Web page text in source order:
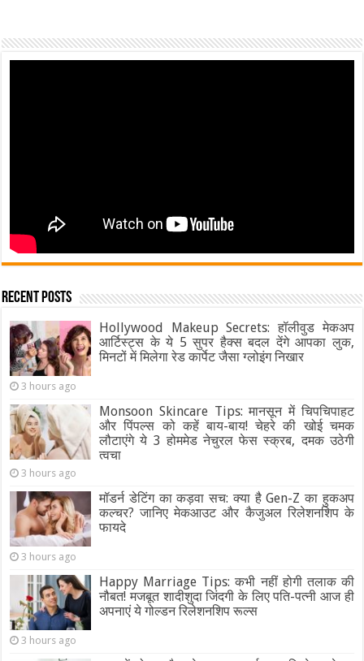
Recent Posts
Hollywood Makeup Secrets: हॉलीवुड मेकअप
आर्टिस्ट्स के ये 5 सुपर हैक्स बदल देंगे आपका लुक,
मिनटों में मिलेगा रेड कार्पेट जैसा ग्‍लोइंग निखार
3 hours ago
Monsoon Skincare Tips: मानसून में चिपचिपाहट
और पिंपल्स को कहें बाय-बाय! चेहरे की खोई चमक
लौटाएंगे ये 3 होममेड नेचुरल फेस स्क्रब, दमक उठेगी
त्वचा
3 hours ago
मॉडर्न डेटिंग का कड़वा सच: क्या है Gen-Z का हुकअप
कल्चर? जानिए मेकआउट और कैजुअल रिलेशनशिप के
फायदे
3 hours ago
Happy Marriage Tips: कभी नहीं होगी तलाक की
नौबत! मजबूत शादीशुदा जिंदगी के लिए पति-पत्नी आज ही
अपनाएं ये गोल्डन रिलेशनशिप रूल्स
3 hours ago